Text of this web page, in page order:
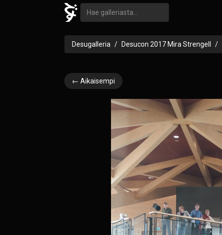
Desugalleria Desucon 2017 Mira Strengell
← Aikaisempi